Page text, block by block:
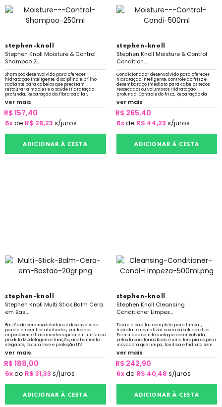
stephen-knoll
Stephen Knoll Moisture & Control
Shampoo 2...
Shampoo desenvolvido para oferecer
hidratação inteligente, disciplina e brilho
radiante para cabelos que precisam
restaurar a maciez e a saúde Hidratação
profunda, Reparação da fibra capilar,
Redução do frizz e Fórmula suave
ver mais
R$ 157,40
6xde R$ 26,23 s/juros
ADICIONAR À CESTA
stephen-knoll
Stephen Knoll Moisture & Control
Condition...
Condicionador desenvolvido para oferecer
hidratação inteligente, controle do frizz e
desembaraço imediato para cabelos secos,
ressecados ou volumosos Hidratação
profunda, Controle do frizz, Reparação da
fibra capilar e Maciez e brilho
ver mais
R$ 265,40
6xde R$ 44,23 s/juros
ADICIONAR À CESTA
stephen-knoll
Stephen Knoll Multi Stick Balm Cera
em Bas...
Bastão de cera modeladora é desenvolvido
para oferecer fios alinhados, penteados
impecáveis e tratamento capilar em um único
produto Modelagem e fixação, acabamento
elegante, textura leve e proteção UV
ver mais
R$ 188,00
6xde R$ 31,33 s/juros
ADICIONAR À CESTA
stephen-knoll
Stephen Knoll Cleansing
Conditioner Limpez...
Terapia capilar completa para limpar,
hidratar e revitalizar couro cabeludo e fios
Formulado com tecnologia desenvolvida
pelos laboratórios Kosé, é uma terapia capilar
inovadora que limpa, tonifica e hidrata sem
agredir o couro cabeludo nem ressecar
ver mais
R$ 242,90
6xde R$ 40,48 s/juros
ADICIONAR À CESTA